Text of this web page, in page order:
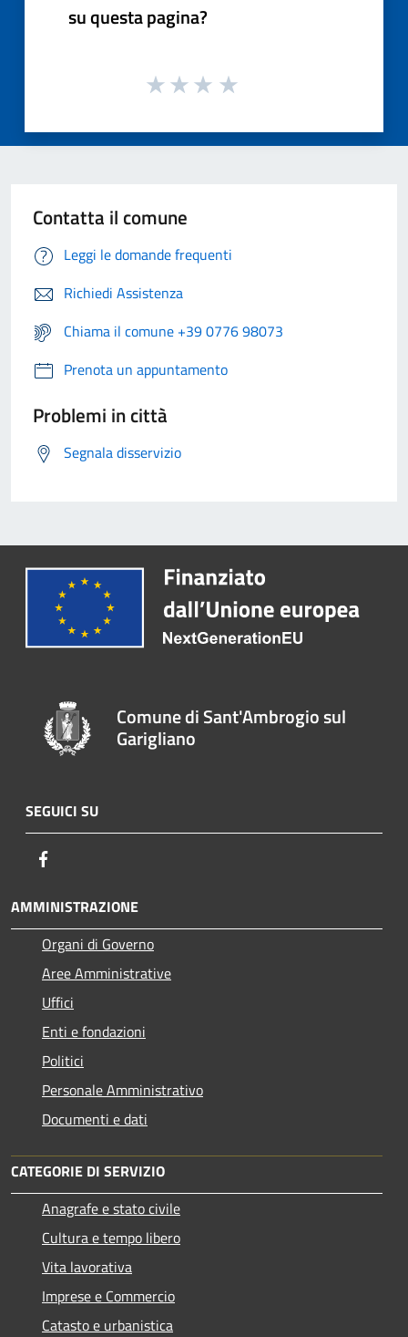
su questa pagina?
Contatta il comune
Leggi le domande frequenti
Richiedi Assistenza
Chiama il comune +39 0776 98073
Prenota un appuntamento
Problemi in città
Segnala disservizio
Comune di Sant'Ambrogio sul
Garigliano
SEGUICI SU
AMMINISTRAZIONE
Organi di Governo
Aree Amministrative
Uffici
Enti e fondazioni
Politici
Personale Amministrativo
Documenti e dati
CATEGORIE DI SERVIZIO
Anagrafe e stato civile
Cultura e tempo libero
Vita lavorativa
Imprese e Commercio
Catasto e urbanistica